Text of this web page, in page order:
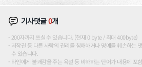
기사댓글0개
200자까지 쓰실 수 있습니다. (현재 0 byte / 최대 400byte)
저작권 등 다른 사람의 권리를 침해하거나 명예를 훼손하는
수 있습니다.
타인에게 불쾌감을 주는 욕설 등 비하하는 단어가 내용에 포